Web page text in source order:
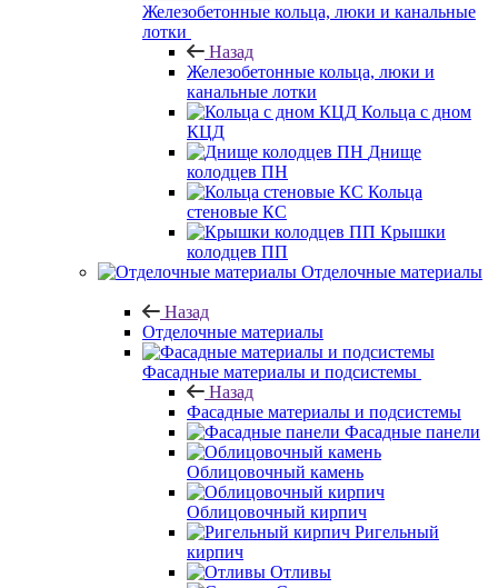
Железобетонные кольца, люки и канальные
лотки
Назад
Железобетонные кольца, люки и
канальные лотки
Кольца с дном
КЦД
Днище
колодцев ПН
Кольца
стеновые КС
Крышки
колодцев ПП
Отделочные материалы
Назад
Отделочные материалы
Фасадные материалы и подсистемы
Назад
Фасадные материалы и подсистемы
Фасадные панели
Облицовочный камень
Облицовочный кирпич
Ригельный
кирпич
Отливы